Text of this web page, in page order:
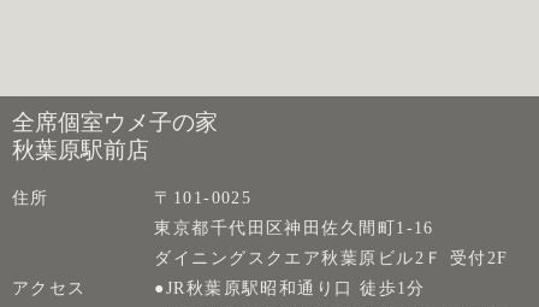
全席個室ウメ子の家
秋葉原駅前店
住所
〒101-0025
東京都千代田区神田佐久間町1-16
ダイニングスクエア秋葉原ビル2Ｆ 受付2F
アクセス
●JR秋葉原駅昭和通り口 徒歩1分